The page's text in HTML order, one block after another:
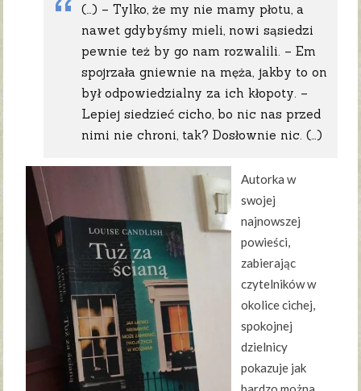
(…) – Tylko, że my nie mamy płotu, a
nawet gdybyśmy mieli, nowi sąsiedzi
pewnie też by go nam rozwalili. – Em
spojrzała gniewnie na męża, jakby to on
był odpowiedzialny za ich kłopoty. –
Lepiej siedzieć cicho, bo nic nas przed
nimi nie chroni, tak? Dosłownie nic. (…)
Autorka w
swojej
najnowszej
powieści,
zabierając
czytelników w
okolice cichej,
spokojnej
dzielnicy
pokazuje jak